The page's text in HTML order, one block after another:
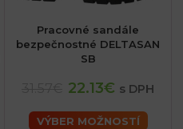
Pracovné sandále
bezpečnostné DELTASAN
SB
22.13€ s DPH
VÝBER MOŽNOSTÍ